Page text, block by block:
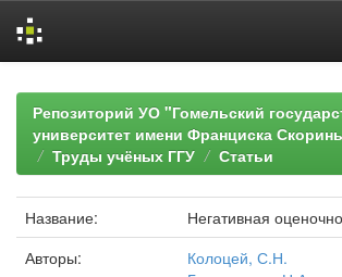
navigationРепозиторий УО "Гомельский
университет имени Франциска
Труды учёных ГГУ
Статьи
Название:
Негативная
Авторы:
Колоцей, С.Н.